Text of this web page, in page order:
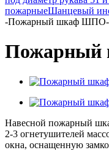
пожарныеШанцевый
-Пожарный шкаф ШПО-
Навесной пожарный
2-3 огнетушителей
окна, оснащенную